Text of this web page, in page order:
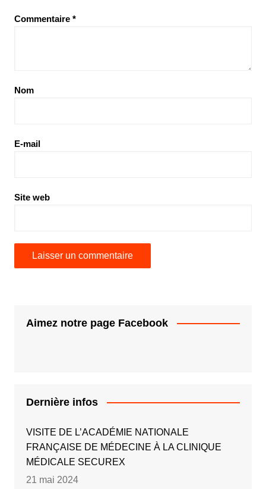
Commentaire *
Nom
E-mail
Site web
Aimez notre page Facebook
Dernière infos
VISITE DE L’ACADÉMIE NATIONALE
FRANÇAISE DE MÉDECINE À LA CLINIQUE
MÉDICALE SECUREX
21 mai 2024